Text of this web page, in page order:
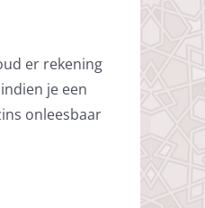
er rekening
je een
onleesbaar